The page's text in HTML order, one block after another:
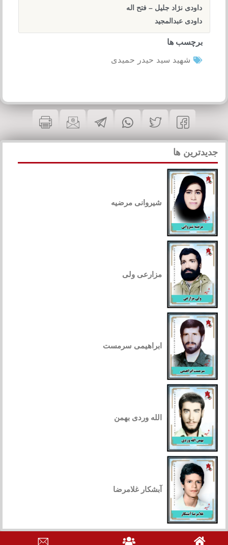
داودی نژاد جلیل – فتح اله
داودی عبدالمجید
برچسب ها
شهید سید حیدر حمیدی
جدیدترین ها
شیروانی مرضیه
مزارعی ولی
ابراهیمی سرمست
الله وردی بهمن
آبشکار غلامرضا